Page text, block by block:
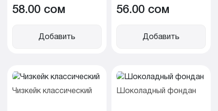
58.00 cом
Добавить
56.00 cом
Добавить
Чизкейк классический Шоколадный фондан